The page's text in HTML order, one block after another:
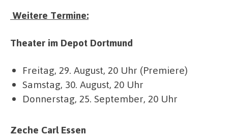
Weitere Termine:
Theater im Depot Dortmund
Freitag, 29. August, 20 Uhr (Premiere)
Samstag, 30. August, 20 Uhr
Donnerstag, 25. September, 20 Uhr
Zeche Carl Essen